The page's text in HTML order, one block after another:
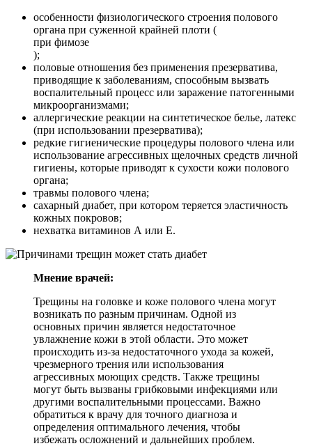
особенности физиологического строения полового
органа при суженной крайней плоти (
при фимозе
);
половые отношения без применения презерватива,
приводящие к заболеваниям, способным вызвать
воспалительный процесс или заражение патогенными
микроорганизмами;
аллергические реакции на синтетическое белье, латекс
(при использовании презерватива);
редкие гигиенические процедуры полового члена или
использование агрессивных щелочных средств личной
гигиены, которые приводят к сухости кожи полового
органа;
травмы полового члена;
сахарный диабет, при котором теряется эластичность
кожных покровов;
нехватка витаминов А или Е.
Мнение врачей:
Трещины на головке и коже полового члена могут
возникать по разным причинам. Одной из
основных причин является недостаточное
увлажнение кожи в этой области. Это может
происходить из-за недостаточного ухода за кожей,
чрезмерного трения или использования
агрессивных моющих средств. Также трещины
могут быть вызваны грибковыми инфекциями или
другими воспалительными процессами. Важно
обратиться к врачу для точного диагноза и
определения оптимального лечения, чтобы
избежать осложнений и дальнейших проблем.